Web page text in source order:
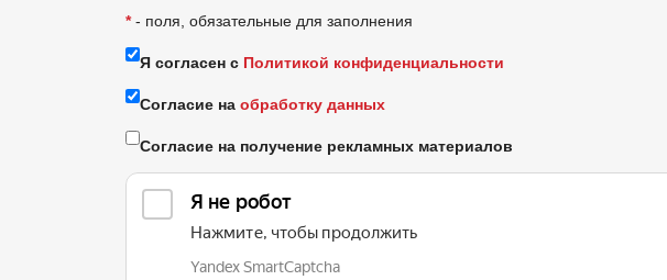
*- поля, обязательные для заполнения
Я согласен с Политикой конфиденциальности
Согласие на обработку данных
Согласие на получение рекламных материалов